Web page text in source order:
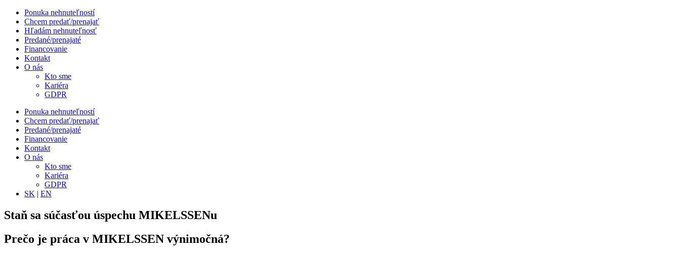
Ponuka nehnuteľností
Chcem predať/prenajať
Hľadám nehnuteľnosť
Predané/prenajaté
Financovanie
Kontakt
O nás
Kto sme
Kariéra
GDPR
Ponuka nehnuteľností
Chcem predať/prenajať
Predané/prenajaté
Financovanie
Kontakt
O nás
Kto sme
Kariéra
GDPR
SK | EN
Staň sa súčasťou úspechu MIKELSSENu
Prečo je práca v MIKELSSEN výnimočná?